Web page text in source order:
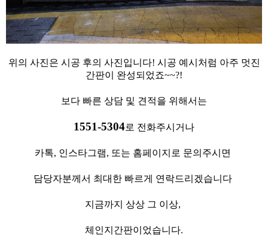
위의 사진은 시공 후의 사진입니다! 시공 예시처럼 아주 멋진
간판이 완성되었죠~~?!
보다 빠른 상담 및 견적을 위해서는
1551-5304로 전화주시거나
카톡, 인스타그램, 또는 홈페이지로 문의주시면
담당자분께서 최대한 빠르게 연락드리겠습니다
지금까지 상상 그 이상,
체인지간판이었습니다.